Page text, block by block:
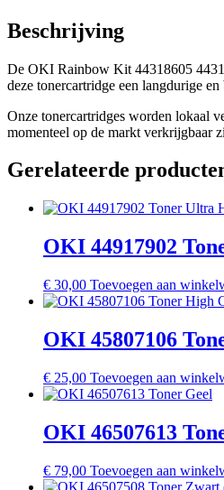
Beschrijving
De OKI Rainbow Kit 44318605
deze tonercartridge een langdurige
Onze tonercartridges worden lokaal
momenteel op de markt verkrijgbaar
Gerelateerde
OKI 44917902
€ 30,00 Toevoegen aan
OKI 45807106
€ 25,00 Toevoegen aan
OKI 46507613
€ 79,00 Toevoegen aan